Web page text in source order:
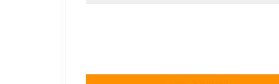
• SAP PP/PSコンサルタント：1名